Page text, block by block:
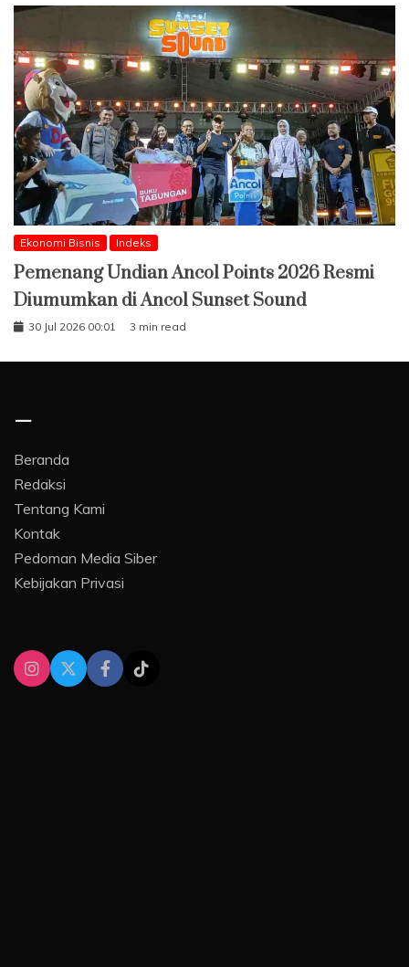
Ekonomi Bisnis Indeks
Pemenang Undian Ancol Points 2026 Resmi
Diumumkan di Ancol Sunset Sound
30 Jul 2026 00:01 3 min read
–
Beranda
Redaksi
Tentang Kami
Kontak
Pedoman Media Siber
Kebijakan Privasi